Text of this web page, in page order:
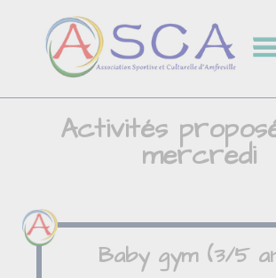
Activités
mercredi
Baby gym (3/5